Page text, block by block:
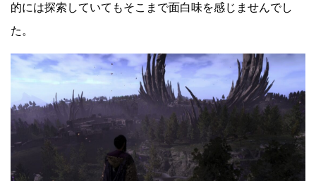
的には探索していてもそこまで面白味を感じませんでし
た。